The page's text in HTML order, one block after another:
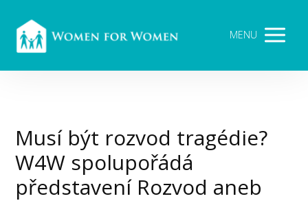
MENU
Musí být rozvod tragédie?
W4W spolupořádá
představení Rozvod aneb